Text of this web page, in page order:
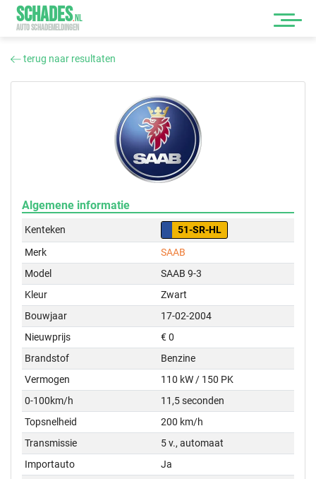
SCHADES.NL
AUTO SCHADEMELDINGEN
terug naar resultaten
Algemene informatie
Kenteken
51-SR-HL
Merk
SAAB
Model
SAAB 9-3
Kleur
Zwart
Bouwjaar
17-02-2004
Nieuwprijs
€ 0
Brandstof
Benzine
Vermogen
110 kW / 150 PK
0-100km/h
11,5 seconden
Topsnelheid
200 km/h
Transmissie
5 v., automaat
Importauto
Ja